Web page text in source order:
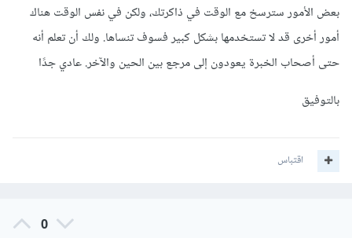
بعض الأمور سترسخ مع الوقت في ذاكرتك، ولكن في نفس الوقت هناك
أمور أخرى قد لا تستخدمها بشكل كبير فسوف تنساها. ولك أن تعلم أنه
حتى أصحاب الخبرة يعودون إلى مرجع بين الحين والآخر. عادي جدًا
بالتوفيق
اقتباس
0